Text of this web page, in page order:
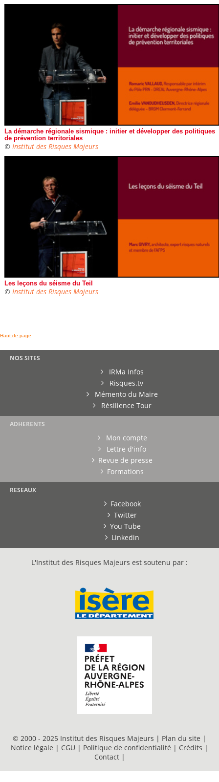
La démarche régionale sismique : initier et développer des politiques
de prévention territoriales
© Institut des Risques Majeurs
Les leçons du séisme du Teil
© Institut des Risques Majeurs
Haut de page
NOS SITES
IRMa Infos
Risques.tv
Mémento du Maire
Résilience Tour
ADHERENTS
Mon compte
Lettre d'info
Revue de presse
Formations
RESEAUX
Facebook
Twitter
You Tube
Linkedin
L'Institut des Risques Majeurs est soutenu par :
© 2000 - 2025 Institut des Risques Majeurs | Plan du site |
Notice légale | CGU | Politique de confidentialité | Crédits |
Contact |